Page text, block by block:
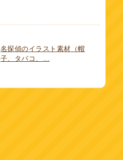
名探偵のイラスト素材（帽
子、タバコ、…